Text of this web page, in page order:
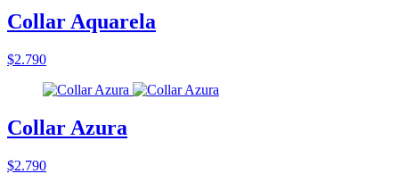
Collar Aquarela
$2.790
Collar Azura
$2.790